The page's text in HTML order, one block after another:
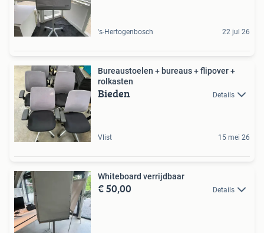
's-Hertogenbosch 22 jul 26
Bureaustoelen + bureaus + flipover +
rolkasten
Bieden Details
Vlist 15 mei 26
Whiteboard verrijdbaar
€ 50,00 Details